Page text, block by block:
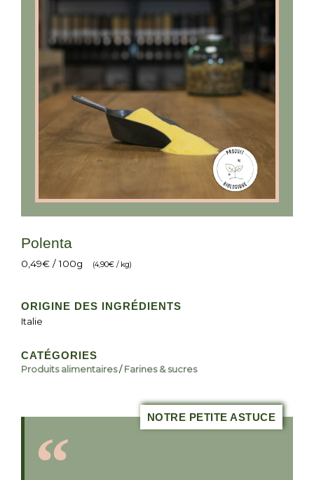
Polenta
0,49€ / 100g (4,90€ / kg)
ORIGINE DES INGRÉDIENTS
Italie
CATÉGORIES
Produits alimentaires/Farines & sucres
NOTRE PETITE ASTUCE